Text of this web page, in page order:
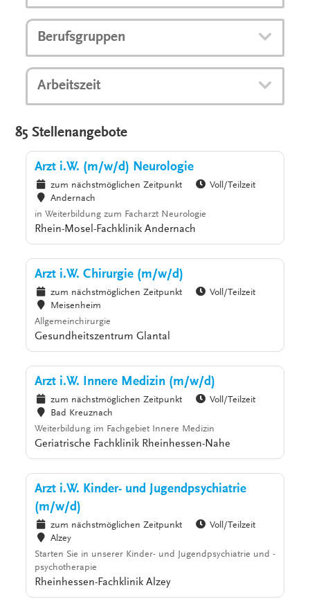
Berufsgruppen
Arbeitszeit
85 Stellenangebote
Arzt i.W. (m/w/d) Neurologie
zum nächstmöglichen Zeitpunkt
Voll/Teilzeit
Andernach
in Weiterbildung zum Facharzt Neurologie
Rhein-Mosel-Fachklinik Andernach
Arzt i.W. Chirurgie (m/w/d)
zum nächstmöglichen Zeitpunkt
Voll/Teilzeit
Meisenheim
Allgemeinchirurgie
Gesundheitszentrum Glantal
Arzt i.W. Innere Medizin (m/w/d)
zum nächstmöglichen Zeitpunkt
Voll/Teilzeit
Bad Kreuznach
Weiterbildung im Fachgebiet Innere Medizin
Geriatrische Fachklinik Rheinhessen-Nahe
Arzt i.W. Kinder- und Jugendpsychiatrie
(m/w/d)
zum nächstmöglichen Zeitpunkt
Voll/Teilzeit
Alzey
Starten Sie in unserer Kinder- und Jugendpsychiatrie und -
psychotherapie
Rheinhessen-Fachklinik Alzey